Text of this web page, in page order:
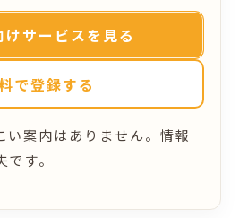
けサービスを見る
で登録する
い案内はありません。情報
す。